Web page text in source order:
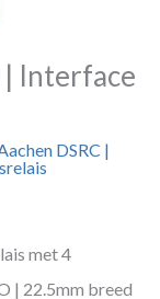
| Interface
DSRC |
met 4
| 22.5mm breed